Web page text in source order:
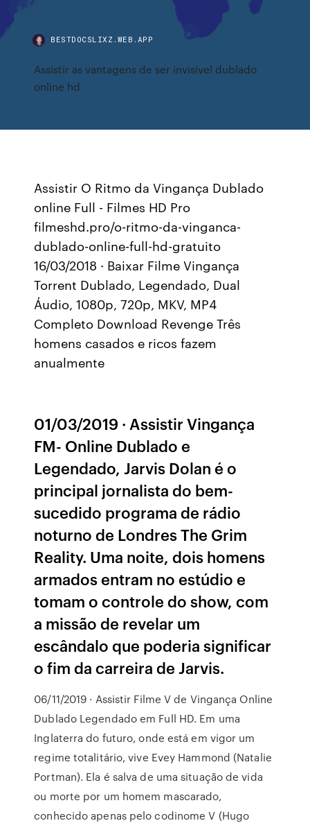
BESTDOCSLIXZ.WEB.APP
Assistir as vantagens de ser invisível dublado
online hd
Assistir O Ritmo da Vingança Dublado
online Full - Filmes HD Pro
filmeshd.pro/o-ritmo-da-vinganca-
dublado-online-full-hd-gratuito
16/03/2018 · Baixar Filme Vingança
Torrent Dublado, Legendado, Dual
Áudio, 1080p, 720p, MKV, MP4
Completo Download Revenge Três
homens casados e ricos fazem
anualmente
01/03/2019 · Assistir Vingança
FM- Online Dublado e
Legendado, Jarvis Dolan é o
principal jornalista do bem-
sucedido programa de rádio
noturno de Londres The Grim
Reality. Uma noite, dois homens
armados entram no estúdio e
tomam o controle do show, com
a missão de revelar um
escândalo que poderia significar
o fim da carreira de Jarvis.
06/11/2019 · Assistir Filme V de Vingança Online
Dublado Legendado em Full HD. Em uma
Inglaterra do futuro, onde está em vigor um
regime totalitário, vive Evey Hammond (Natalie
Portman). Ela é salva de uma situação de vida
ou morte por um homem mascarado,
conhecido apenas pelo codinome V (Hugo